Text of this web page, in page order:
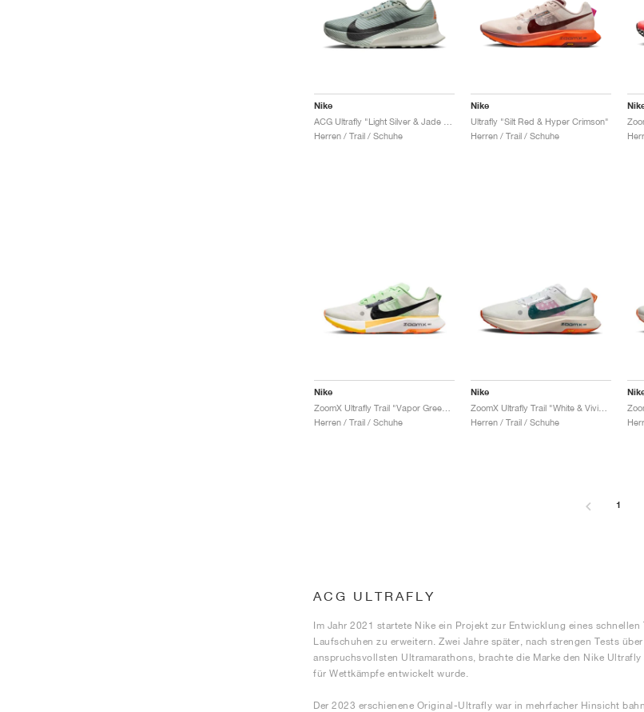
Nike
Herren / Trail / Schuhe
Nike
Ultrafly "Silt Red & Hyper Crimson"
Herren / Trail / Schuhe
Nike
Herren / Trail / Schuhe
Nike
ZoomX Ultrafly Trail "White & Vivid Grape"
Herren / Trail / Schuhe
1
ACG ULTRAFLY
Im Jahr 2021 startete Nike ein Projekt zur Entwicklung eines
Laufschuhen zu erweitern. Zwei Jahre später, nach strengen Tests
anspruchsvollsten Ultramarathons, brachte die Marke den Nike
für Wettkämpfe entwickelt wurde.
Der 2023 erschienene Original-Ultrafly war in mehrfacher Hinsicht